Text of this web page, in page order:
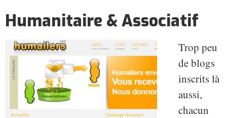
Humanitaire & Associatif
Trop peu
de blogs
inscrits là
aussi,
chacun